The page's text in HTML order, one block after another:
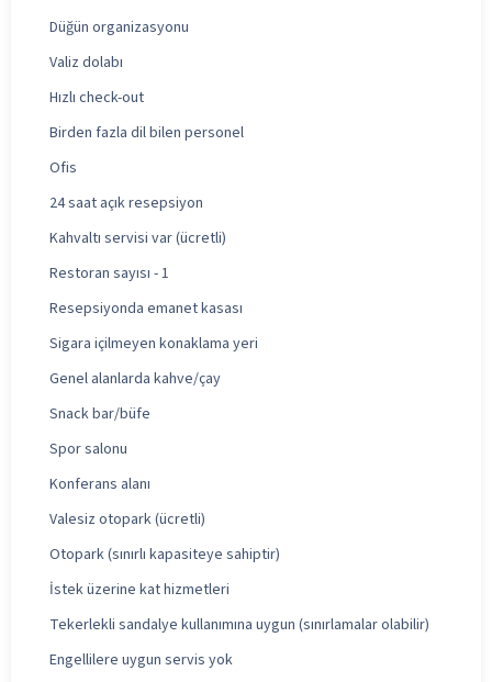
Düğün organizasyonu
Valiz dolabı
Hızlı check-out
Birden fazla dil bilen personel
Ofis
24 saat açık resepsiyon
Kahvaltı servisi var (ücretli)
Restoran sayısı - 1
Resepsiyonda emanet kasası
Sigara içilmeyen konaklama yeri
Genel alanlarda kahve/çay
Snack bar/büfe
Spor salonu
Konferans alanı
Valesiz otopark (ücretli)
Otopark (sınırlı kapasiteye sahiptir)
İstek üzerine kat hizmetleri
Tekerlekli sandalye kullanımına uygun (sınırlamalar olabilir)
Engellilere uygun servis yok